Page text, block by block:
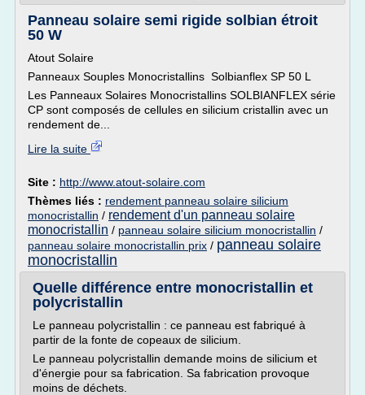
Panneau solaire semi rigide solbian étroit
50 W
Atout Solaire
Panneaux Souples Monocristallins Solbianflex SP 50 L
Les Panneaux Solaires Monocristallins SOLBIANFLEX série
CP sont composés de cellules en silicium cristallin avec un
rendement de...
Lire la suite
Site : http://www.atout-solaire.com
Thèmes liés : rendement panneau solaire silicium
monocristallin / rendement d'un panneau solaire
monocristallin / panneau solaire silicium monocristallin /
panneau solaire monocristallin prix / panneau solaire
monocristallin
Quelle différence entre monocristallin et
polycristallin
Le panneau polycristallin : ce panneau est fabriqué à
partir de la fonte de copeaux de silicium.
Le panneau polycristallin demande moins de silicium et
d'énergie pour sa fabrication. Sa fabrication provoque
moins de déchets.